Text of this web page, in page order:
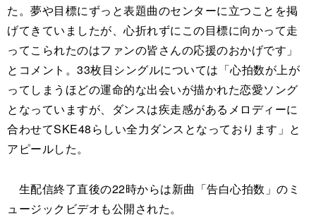
た。夢や目標にずっと表題曲のセンターに立つことを掲
げてきていましたが、心折れずにこの目標に向かって走
ってこられたのはファンの皆さんの応援のおかげです」
とコメント。33枚目シングルについては「心拍数が上が
ってしまうほどの運命的な出会いが描かれた恋愛ソング
となっていますが、ダンスは疾走感があるメロディーに
合わせてSKE48らしい全力ダンスとなっております」と
アピールした。
生配信終了直後の22時からは新曲「告白心拍数」のミ
ュージックビデオも公開された。